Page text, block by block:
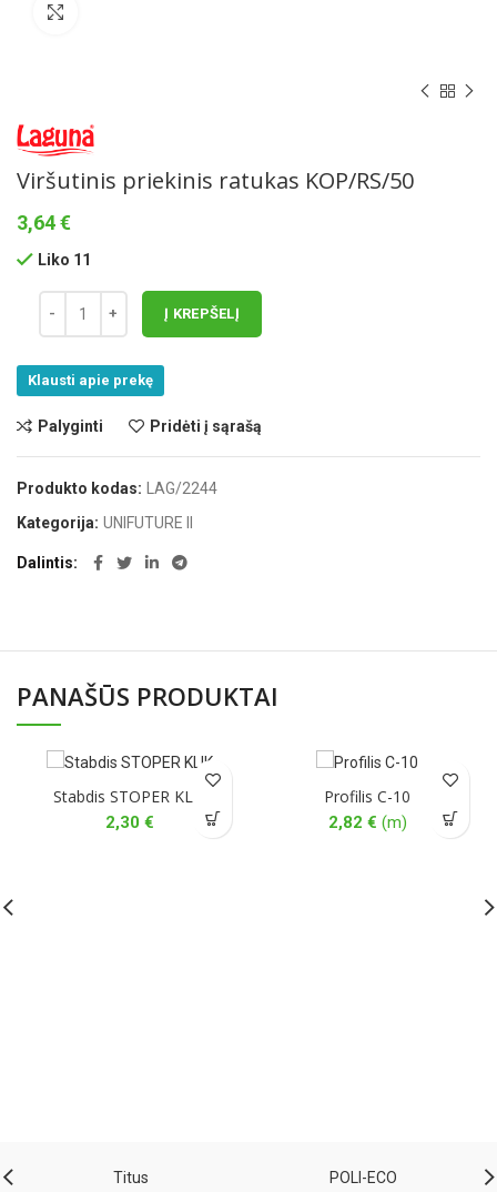
Viršutinis priekinis ratukas KOP/RS/50
3,64€
Liko 11
Į KREPŠELĮ
Klausti apie prekę
Palyginti Pridėti į sąrašą
Produkto kodas:
LAG/2244
Kategorija: UNIFUTURE II
Dalintis
PANAŠŪS PRODUKTAI
Stabdis STOPER KLIK
2,30 €
Profilis C-10
2,82 € (m)
Titus POLI-ECO